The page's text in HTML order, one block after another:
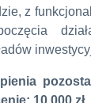
z
10 000 zł